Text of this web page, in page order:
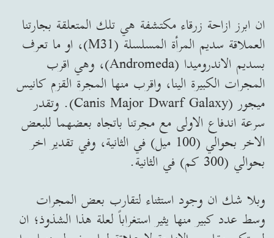
ان ابرز ازاحة زرقاء مكتشفة هي تلك المتعلقة بجارتنا
العملاقة سديم المرأة المسلسلة (M31)، او ما تعرف
بسديم الاندروميدا (Andromeda)، وهي اقرب
المجرات الكبيرة الينا، واقرب منها المجرة القزم كانيس
ميجور (Canis Major Dwarf Galaxy). وتقدر
سرعة اندفاع الاولى مع مجرتنا باتجاه بعضهما للبعض
الاخر بحوالي (100 ميل) في الثانية، وفي تقدير اخر
بحوالي (300 كم) في الثانية.
وبلا شك ان وجود استثناء لتقارب بعض المجرات
وسط عدد كبير منها يثير استغراباً لعلة هذا الشذوذ؛ ان